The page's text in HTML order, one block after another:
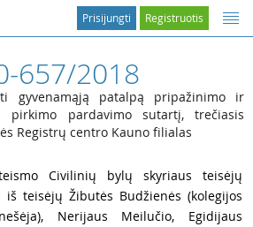
Registruotis
Prisijungti
657/2018
gyvenamąją patalpą pripažinimo ir
pirkimo pardavimo sutartį, trečiasis
Registrų centro Kauno filialas
Civilinių bylų skyriaus teisėjų
iš teisėjų Žibutės Budžienės (kolegijos
Nerijaus Meilučio, Egidijaus